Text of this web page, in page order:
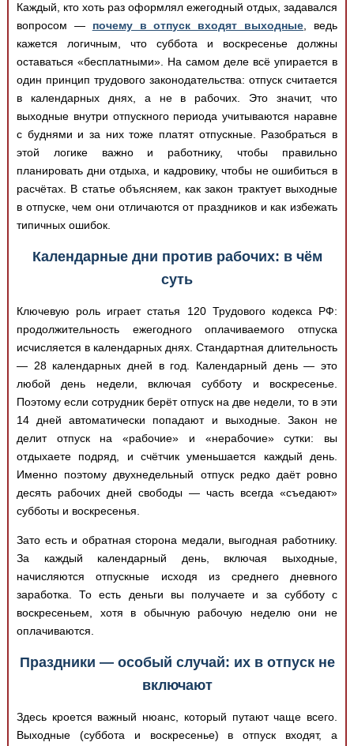
Каждый, кто хоть раз оформлял ежегодный отдых, задавался
вопросом — почему в отпуск входят выходные , ведь
кажется логичным, что суббота и воскресенье должны
оставаться «бесплатными». На самом деле всё упирается в
один принцип трудового законодательства: отпуск считается
в календарных днях, а не в рабочих. Это значит, что
выходные внутри отпускного периода учитываются наравне
с буднями и за них тоже платят отпускные. Разобраться в
этой логике важно и работнику, чтобы правильно
планировать дни отдыха, и кадровику, чтобы не ошибиться в
расчётах. В статье объясняем, как закон трактует выходные
в отпуске, чем они отличаются от праздников и как избежать
типичных ошибок.
Календарные дни против рабочих: в чём
суть
Ключевую роль играет статья 120 Трудового кодекса РФ:
продолжительность ежегодного оплачиваемого отпуска
исчисляется в календарных днях. Стандартная длительность
— 28 календарных дней в год. Календарный день — это
любой день недели, включая субботу и воскресенье.
Поэтому если сотрудник берёт отпуск на две недели, то в эти
14 дней автоматически попадают и выходные. Закон не
делит отпуск на «рабочие» и «нерабочие» сутки: вы
отдыхаете подряд, и счётчик уменьшается каждый день.
Именно поэтому двухнедельный отпуск редко даёт ровно
десять рабочих дней свободы — часть всегда «съедают»
субботы и воскресенья.
Зато есть и обратная сторона медали, выгодная работнику.
За каждый календарный день, включая выходные,
начисляются отпускные исходя из среднего дневного
заработка. То есть деньги вы получаете и за субботу с
воскресеньем, хотя в обычную рабочую неделю они не
оплачиваются.
Праздники — особый случай: их в отпуск не
включают
Здесь кроется важный нюанс, который путают чаще всего.
Выходные (суббота и воскресенье) в отпуск входят, а